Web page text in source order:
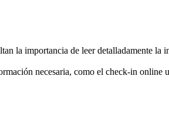
la importancia de leer detalladamente
necesaria, como el check-in online